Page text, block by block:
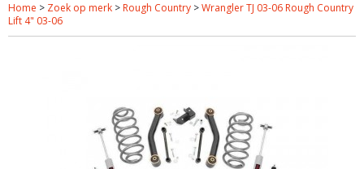
Home > Zoek op merk > Rough Country >Wrangler TJ 03-06 Rough Country
Lift 4" 03-06